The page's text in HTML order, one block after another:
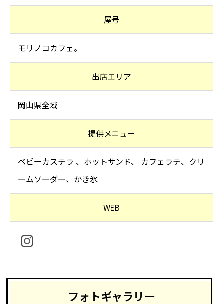
屋号
モリノコカフェ。
出店エリア
岡山県全域
提供メニュー
ベビーカステラ 、ホットサンド、 カフェラテ、クリ
ームソーダー、かき氷
WEB
フォトギャラリー